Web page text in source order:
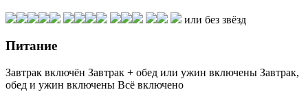
или без звёзд
Питание
Завтрак включён Завтрак + обед или ужин включены Завтрак,
обед и ужин включены Всё включено